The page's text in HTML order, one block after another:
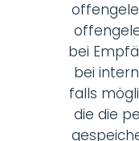
bei
bei
falls
die die